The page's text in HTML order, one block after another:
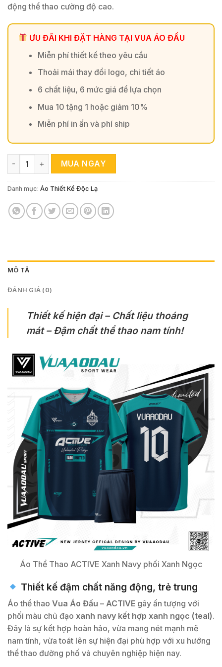
động thể thao cường độ cao.
ƯU ĐÃI KHI ĐẶT HÀNG TẠI VUA ÁO ĐẤU
Miễn phí thiết kế theo yêu cầu
Thoải mái thay đổi logo, chi tiết áo
6 chất liệu, 6 mức giá để lựa chọn
Mua 10 tặng 1 hoặc giảm 10%
Miễn phí in ấn và phí ship
Áo Thể Thao ACTIVE Xanh Navy phối Xanh Ngọc - Vua Áo
MUA NGAY
Danh mục: Áo Thiết Kế Độc Lạ
MÔ TẢ
ĐÁNH GIÁ (0)
Thiết kế hiện đại – Chất liệu thoáng
mát – Đậm chất thể thao nam tính!
Áo Thể Thao ACTIVE Xanh Navy phối Xanh Ngọc
Thiết kế đậm chất năng động, trẻ trung
Áo thể thao Vua Áo Đấu – ACTIVE gây ấn tượng với
phối màu chủ đạo xanh navy kết hợp xanh ngọc (teal).
Đây là sự kết hợp hoàn hảo, vừa mang nét mạnh mẽ
nam tính, vừa toát lên sự hiện đại phù hợp với xu hướng
thể thao đường phố và chuyên nghiệp hiện nay.